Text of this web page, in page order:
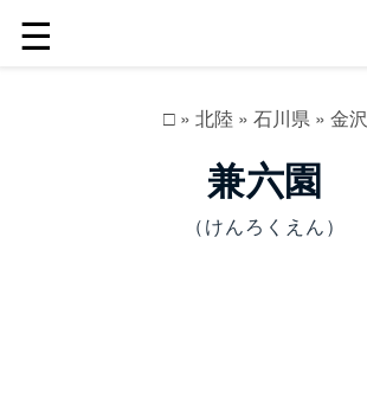
☰
□» 北陸 » 石川県» 金沢
兼六園
（けんろくえん）